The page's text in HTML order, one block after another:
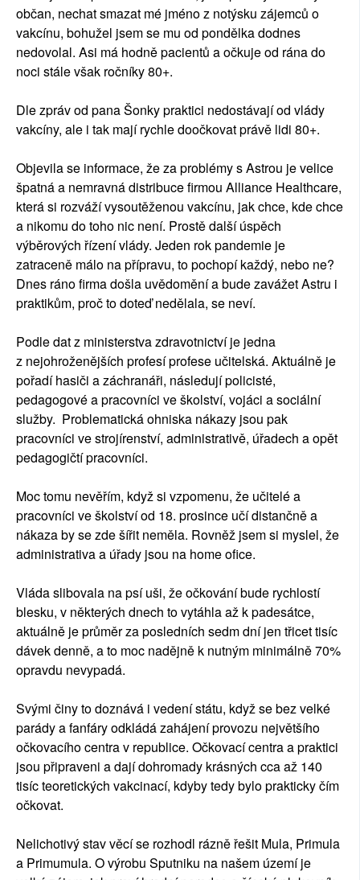
občan, nechat smazat mé jméno z notýsku zájemců o
vakcínu, bohužel jsem se mu od pondělka dodnes
nedovolal. Asi má hodně pacientů a očkuje od rána do
noci stále však ročníky 80+.
Dle zpráv od pana Šonky praktici nedostávají od vlády
vakcíny, ale i tak mají rychle doočkovat právě lidi 80+.
Objevila se informace, že za problémy s Astrou je velice
špatná a nemravná distribuce firmou Alliance Healthcare,
která si rozváží vysoutěženou vakcínu, jak chce, kde chce
a nikomu do toho nic není. Prostě další úspěch
výběrových řízení vlády. Jeden rok pandemie je
zatraceně málo na přípravu, to pochopí každý, nebo ne?
Dnes ráno firma došla uvědomění a bude zavážet Astru i
praktikům, proč to doteď nedělala, se neví.
Podle dat z ministerstva zdravotnictví je jedna
z nejohroženějších profesí profese učitelská. Aktuálně je
pořadí hasiči a záchranáři, následují policisté,
pedagogové a pracovníci ve školství, vojáci a sociální
služby. Problematická ohniska nákazy jsou pak
pracovníci ve strojírenství, administrativě, úřadech a opět
pedagogičtí pracovníci.
Moc tomu nevěřím, když si vzpomenu, že učitelé a
pracovníci ve školství od 18. prosince učí distančně a
nákaza by se zde šířit neměla. Rovněž jsem si myslel, že
administrativa a úřady jsou na home ofice.
Vláda slibovala na psí uši, že očkování bude rychlostí
blesku, v některých dnech to vytáhla až k padesátce,
aktuálně je průměr za posledních sedm dní jen třicet tisíc
dávek denně, a to moc nadějně k nutným minimálně 70%
opravdu nevypadá.
Svými činy to doznává i vedení státu, když se bez velké
parády a fanfáry odkládá zahájení provozu největšího
očkovacího centra v republice. Očkovací centra a praktici
jsou připraveni a dají dohromady krásných cca až 140
tisíc teoretických vakcinací, kdyby tedy bylo prakticky čím
očkovat.
Nelichotivý stav věcí se rozhodl rázně řešit Mula, Primula
a Primumula. O výrobu Sputniku na našem území je